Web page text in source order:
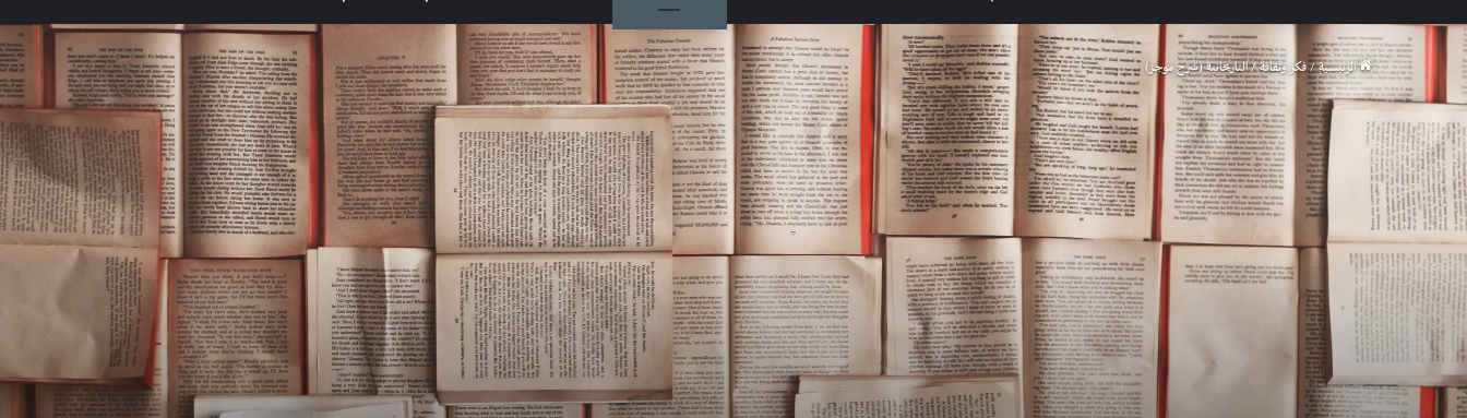
الرئيسية / فكر وثقافة / التاريخانية (شرح موجز)